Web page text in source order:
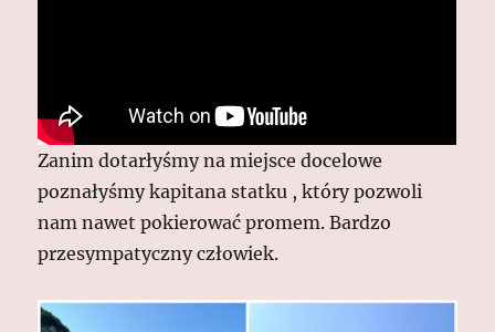
Zanim dotarłyśmy na miejsce docelowe
poznałyśmy kapitana statku , który pozwoli
nam nawet pokierować promem. Bardzo
przesympatyczny człowiek.